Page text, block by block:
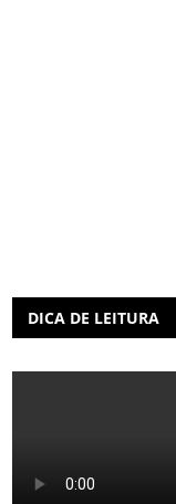
DICA DE LEITURA